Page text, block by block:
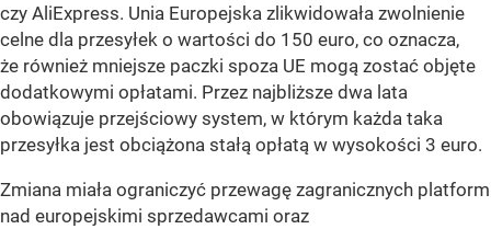
czy AliExpress. Unia Europejska zlikwidowała zwolnienie
celne dla przesyłek o wartości do 150 euro, co oznacza,
że również mniejsze paczki spoza UE mogą zostać objęte
dodatkowymi opłatami. Przez najbliższe dwa lata
obowiązuje przejściowy system, w którym każda taka
przesyłka jest obciążona stałą opłatą w wysokości 3 euro.
Zmiana miała ograniczyć przewagę zagranicznych platform
nad europejskimi sprzedawcami oraz